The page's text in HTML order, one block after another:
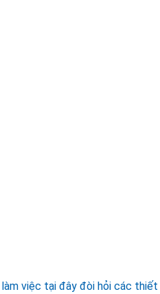
việc tại đây đòi hỏi các thiết